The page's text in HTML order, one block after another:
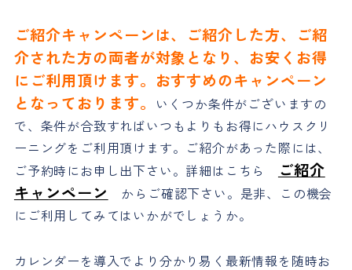
ご紹介キャンペーンは、ご紹介した方、ご紹
介された方の両者が対象となり、お安くお得
にご利用頂けます。おすすめのキャンペーン
となっております。
いくつか条件がございますの
で、条件が合致すればいつもよりもお得にハウスクリ
ーニングをご利用頂けます。ご紹介があった際には、
ご予約時にお申し出下さい。詳細はこちら
ご紹介
キャンペーン
からご確認下さい。是非、この機会
にご利用してみてはいかがでしょうか。
カレンダーを導入でより分かり易く最新情報を随時お